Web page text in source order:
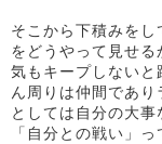
そこから下積みを
をどうやって見せ
気もキープしないと
ん周りは仲間であ
としては自分の大
「自分との戦い」っ